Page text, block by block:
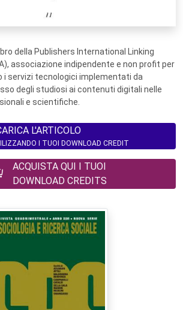
della Publishers International Linking
associazione indipendente e non profit per
servizi tecnologici implementati da
degli studiosi ai contenuti digitali nelle
e scientifiche.
L'ARTICOLO
I TUOI DOWNLOAD CREDIT
ACQUISTA QUI I TUOI
DOWNLOAD CREDITS